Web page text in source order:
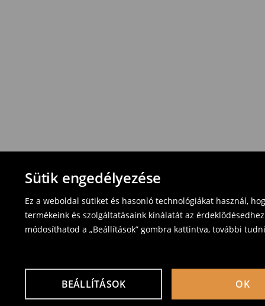
Sütik engedélyezése
Ez a weboldal sütiket és hasonló technológiákat használ,
termékeink és szolgáltatásaink kínálatát az
módosíthatod a „Beállítások” gombra kattintva, további
BEÁLLÍTÁSOK OK